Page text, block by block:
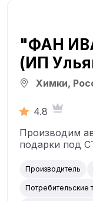
"ФАН
(ИП
Химки,
4.8
Производим
подарки под
Производитель
Потребительские